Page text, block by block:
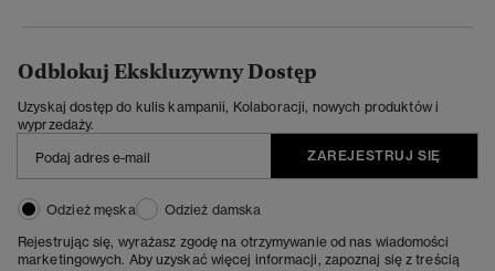
Odblokuj Ekskluzywny Dostęp
Uzyskaj dostęp do kulis kampanii, Kolaboracji, nowych produktów i
wyprzedaży.
ZAREJESTRUJ SIĘ
Odzież męska
Odzież damska
Rejestrując się, wyrażasz zgodę na otrzymywanie od nas wiadomości
marketingowych. Aby uzyskać więcej informacji, zapoznaj się z treścią